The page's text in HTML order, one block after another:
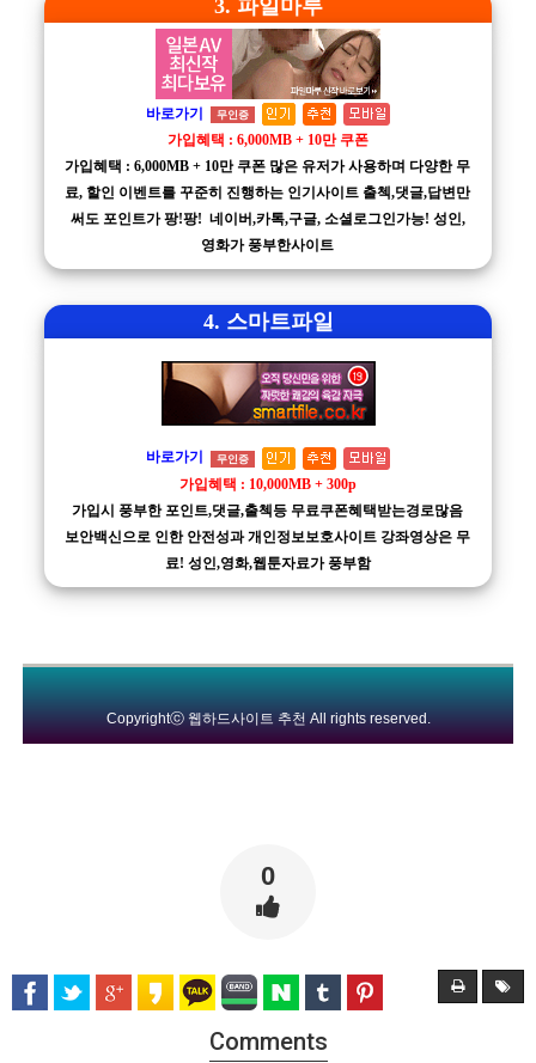
3. 파일마루
바로가기 무인증
가입혜택 : 6,000MB + 10만 쿠폰
가입혜택 : 6,000MB + 10만 쿠폰 많은 유저가 사용하며 다양한 무
료, 할인 이벤트를 꾸준히 진행하는 인기사이트 출첵,댓글,답변만
써도 포인트가 팡!팡! 네이버,카톡,구글, 소셜로그인가능! 성인,
영화가 풍부한사이트
4. 스마트파일
바로가기 무인증
가입혜택 : 10,000MB + 300p
가입시 풍부한 포인트,댓글,출첵등 무료쿠폰혜택받는경로많음
보안백신으로 인한 안전성과 개인정보보호사이트 강좌영상은 무
료! 성인,영화,웹툰자료가 풍부함
Copyrightⓒ 웹하드사이트 추천 All rights reserved.
0
Comments